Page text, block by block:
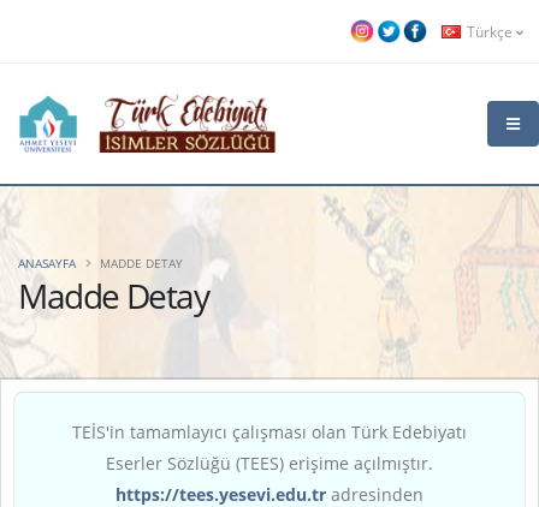
Türkçe
Madde Detay
ANASAYFA MADDE DETAY
TEİS'in tamamlayıcı çalışması olan Türk Edebiyatı
Eserler Sözlüğü (TEES) erişime açılmıştır.
https://tees.yesevi.edu.tr adresinden